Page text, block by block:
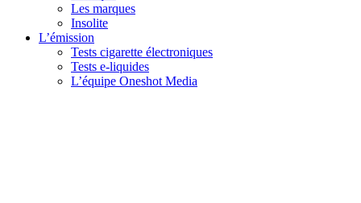
Les marques
Insolite
L’émission
Tests cigarette électroniques
Tests e-liquides
L’équipe Oneshot Media